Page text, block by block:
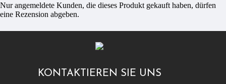
Nur angemeldete Kunden, die dieses Produkt gekauft haben, dürfen
eine Rezension abgeben.
KONTAKTIEREN SIE UNS